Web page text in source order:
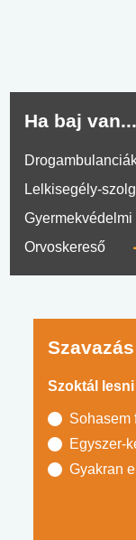
Ha baj van...
Lelkisegély-
Orvoskereső
Szavazás
Szoktál
Sohasem
Egyszer-
Gyakran